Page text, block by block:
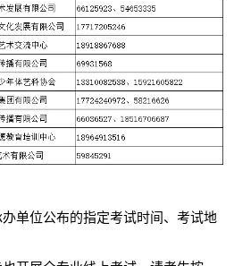
单位公布的指定考试时间、考试地